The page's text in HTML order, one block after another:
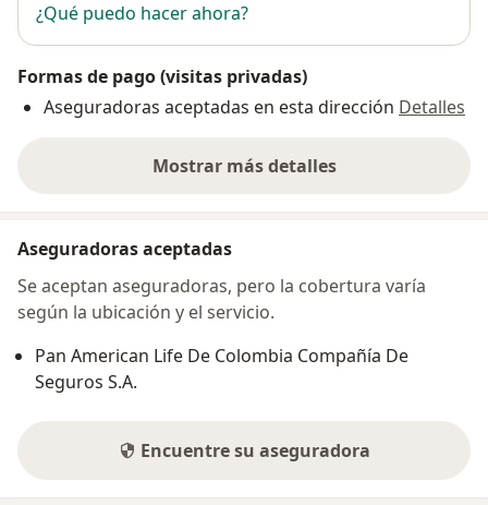
¿Qué puedo hacer ahora?
Formas de pago (visitas privadas)
Aseguradoras aceptadas en esta dirección Detalles
Mostrar más detalles
sobre la dirección
Aseguradoras aceptadas
Se aceptan aseguradoras, pero la cobertura varía
según la ubicación y el servicio.
Pan American Life De Colombia Compañía De
Seguros S.A.
Encuentre su aseguradora